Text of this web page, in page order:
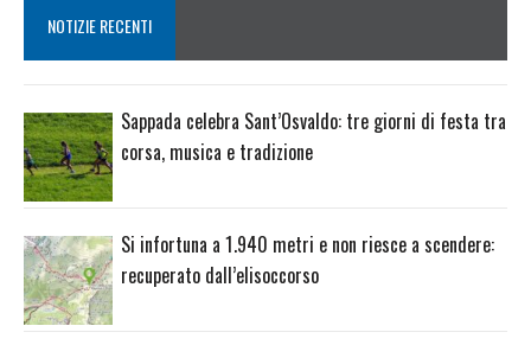
NOTIZIE RECENTI
Sappada celebra Sant’Osvaldo: tre giorni di festa tra
corsa, musica e tradizione
Si infortuna a 1.940 metri e non riesce a scendere:
recuperato dall’elisoccorso